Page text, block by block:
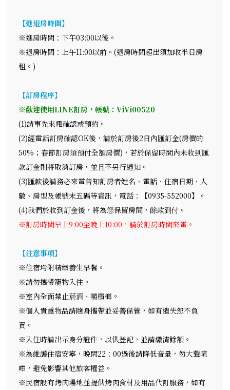
【進退房時間】
※進房時間：下午03:00以後。
※退房時間：上午11:00以前。(退房時間超出須加收半日房
租。)
【訂房程序】
※歡迎使用LINE訂房，帳號：ViVi00520
(1)請事先來電確認或預約。
(2)經電話訂房確認OK後，請於訂房後2日內匯訂金(房價的
50%；春節訂房須預付全額房價)，若於保留時間內未收到匯
款訂金則將取消訂房，並且不另行通知。
(3)匯款後請務必來電告知訂房者姓名、電話、住宿日期、人
數、房型及帳號末五碼等資訊，電話：【0935-552000】。
(4)我們於收到訂金後，將為您保留房間，餘款到付。
※訂房時間早上9:00至晚上10:00，請於訂房時間來電。
【注意事項】
※住宿均附精緻養生早餐。
※請勿攜帶寵物入住。
※室內全面禁止菸酒、嚼檳榔。
※個人貴重物品請隨身攜帶並妥善保管，如有遺失恕不負
責。
※入住時請出示身分證件，以供登記，並請繳清餘額。
※為維護住宿安寧，晚間22：00過後請降低音量，勿大聲喧
嘩，避免影響其他旅客權益。
※民宿設有烤肉場地並提供烤肉食材及用品代訂服務，如有